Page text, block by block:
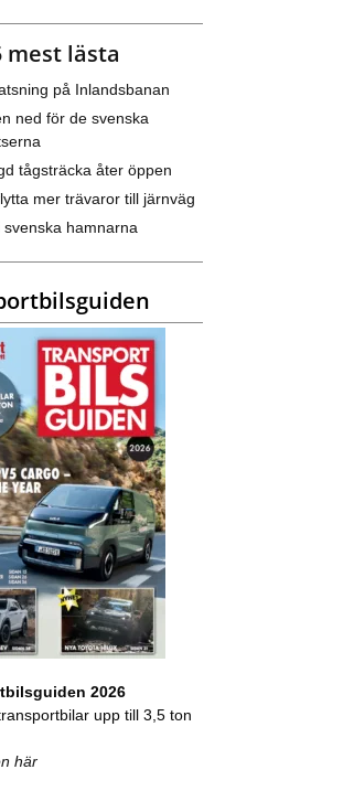
mest lästa
på Inlandsbanan
ned för de svenska
tågsträcka åter öppen
mer trävaror till järnväg
svenska hamnarna
2026
upp till 3,5 ton
här